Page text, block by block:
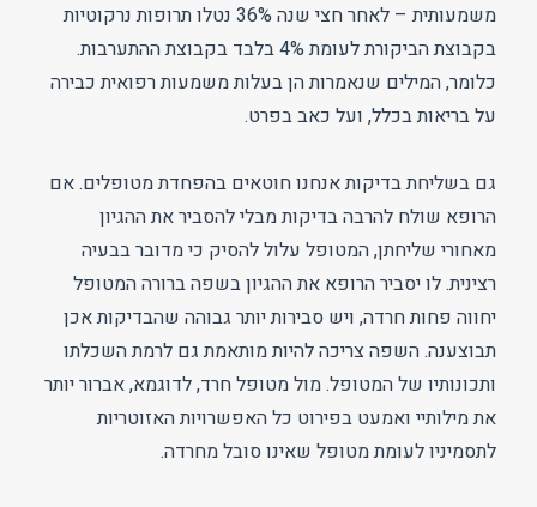
משמעותית – לאחר חצי שנה 36% נטלו תרופות נרקוטיות
בקבוצת הביקורת לעומת 4% בלבד בקבוצת ההתערבות.
כלומר, המילים שנאמרות הן בעלות משמעות רפואית כבירה
על בריאות בכלל, ועל כאב בפרט.
גם בשליחת בדיקות אנחנו חוטאים בהפחדת מטופלים. אם
הרופא שולח להרבה בדיקות מבלי להסביר את ההגיון
מאחורי שליחתן, המטופל עלול להסיק כי מדובר בבעיה
רצינית. לו יסביר הרופא את ההגיון בשפה ברורה המטופל
יחווה פחות חרדה, ויש סבירות יותר גבוהה שהבדיקות אכן
תבוצענה. השפה צריכה להיות מותאמת גם לרמת השכלתו
ותכונותיו של המטופל. מול מטופל חרד, לדוגמא, אברור יותר
את מילותיי ואמעט בפירוט כל האפשרויות האזוטריות
לתסמיניו לעומת מטופל שאינו סובל מחרדה.